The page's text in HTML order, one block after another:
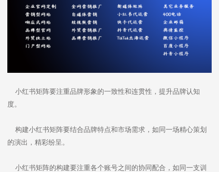
小红书矩阵要注重品牌形象的一致性和连贯性，提升品牌认知
度。
构建小红书矩阵要结合品牌特点和市场需求，如同一场精心策划
的演出，精彩纷呈。
小红书矩阵的构建要注重各个账号之间的协同配合，如同一支训